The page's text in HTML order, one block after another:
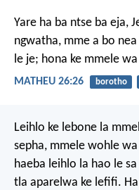
Yare ha ba ntse ba eja,
ngwatha, mme a bo
le je; hona ke mmele wa
MATHEU 26:26 borotho
Leihlo ke lebone la
sepha, mmele wohle
haeba leihlo la hao le
tla aparelwa ke lefifi.